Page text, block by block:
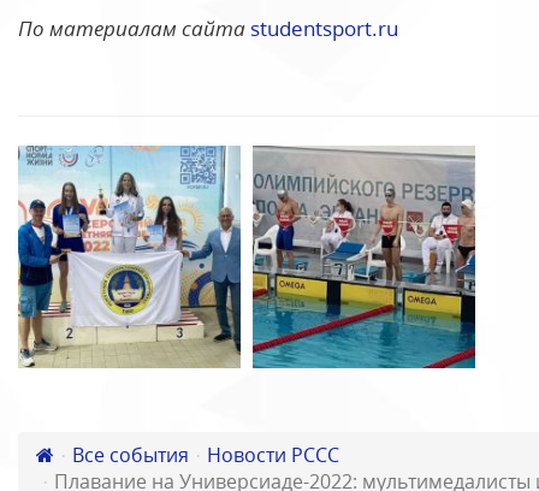
По материалам сайта studentsport.ru
Все события
Новости РССС
Плавание на Универсиаде-2022: